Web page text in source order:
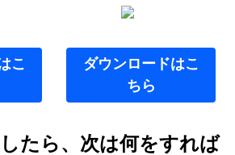
こ
ダウンロードはこ
ちら
たら、次は何をすれば